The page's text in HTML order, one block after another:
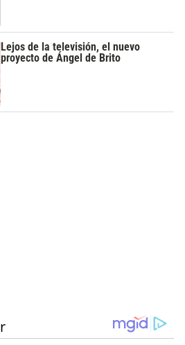
Lejos de la televisión, el nuevo
proyecto de Ángel de Brito